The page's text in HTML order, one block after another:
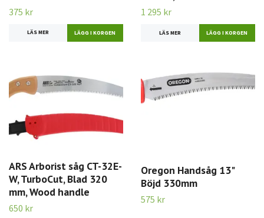
375 kr
LÄS MER
1 295 kr
LÄS MER
ARS Arborist såg CT-32E-
W, TurboCut, Blad 320
mm, Wood handle
650 kr
Oregon Handsåg 13"
Böjd 330mm
575 kr